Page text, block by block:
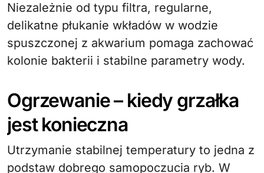
Niezależnie od typu filtra, regularne,
delikatne płukanie wkładów w wodzie
spuszczonej z akwarium pomaga zachować
kolonie bakterii i stabilne parametry wody.
Ogrzewanie – kiedy grzałka
jest konieczna
Utrzymanie stabilnej temperatury to jedna z
podstaw dobrego samopoczucia ryb. W